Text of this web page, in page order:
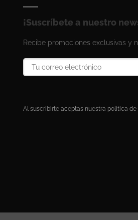
¡Suscríbete a nuestro
Recibe promociones exclusivas y
Al suscribirte aceptas nuestra política de